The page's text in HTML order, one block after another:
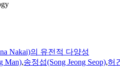
Nakai)의 유전적 다양성
Man),송정섭(Song Jeong Seop),허